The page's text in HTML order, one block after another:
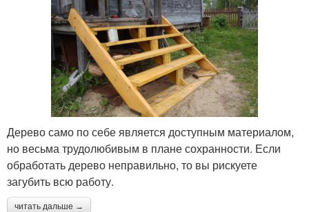
Дерево само по себе является доступным материалом,
но весьма трудолюбивым в плане сохранности. Если
обработать дерево неправильно, то вы рискуете
загубить всю работу.
читать дальше →